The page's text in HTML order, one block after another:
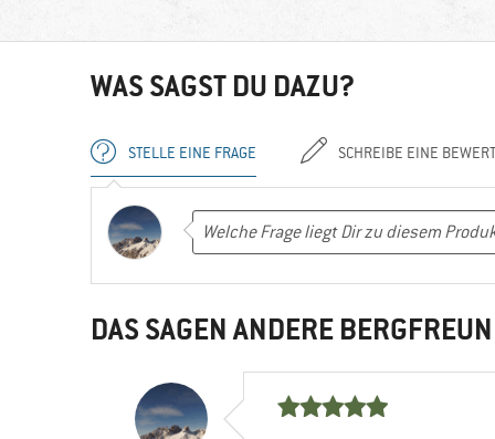
WAS SAGST DU DAZU?
STELLE EINE FRAGE SCHREIBE EINE
DAS SAGEN ANDERE